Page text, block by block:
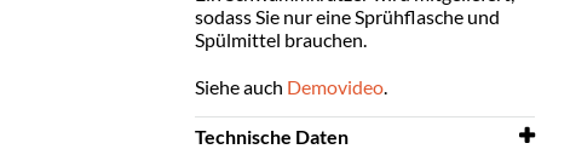
sodass Sie nur eine Sprühflasche und
Spülmittel brauchen.
Siehe auch Demovideo.
Technische Daten